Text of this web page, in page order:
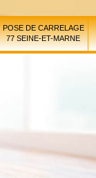
POSE DE CARRELAGE
77 SEINE-ET-MARNE